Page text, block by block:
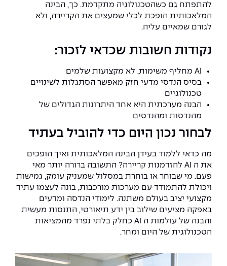
להתפתח גם כשהטכנולוגיה מתקדמת. כך, הבינה
המלאכותית הופכת לכלי שמעצים את הקריירה, ולא
לגורם שמאיים עליה.
נקודות חשובות שכדאי לזכור:
AI מחליף משימות, לא מקצועות שלמים
בסיס הנדסי מדעי חזק מאפשר הסתגלות לשינויים
טכנולוגיים
הבנה מערכתית היא אחד היתרונות הגדולים של
מהנדסות ומהנדסים
לבחור נכון היום כדי להוביל בעתיד
מה כדאי ללמוד בעידן הבינה המלאכותית ואיך הופכים
את ה AI להזדמנות קריירה? התשובה ברורה יותר מאי
פעם. מי שבוחר או בוחרת במסלול שמעניק עומק, גמישות
ויכולת להתמודד עם מערכות מורכבות, בונה לעצמו עתיד
מקצועי יציב בעולם משתנה. לימודי הנדסה ומדעים
באפקה מציעים שילוב בין ידע תיאורטי, התנסות מעשית
והבנה של עולמות ה AI כחלק בלתי נפרד מהמציאות
הטכנולוגית של היום ומחר.